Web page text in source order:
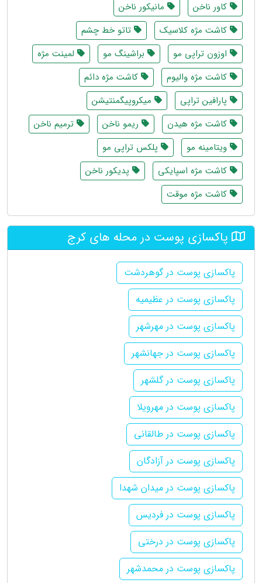
کاور ناخن
مانیکور ناخن
کاشت مژه کلاسیک
تاتو خط چشم
اوزون تراپی مو
براشینگ مو
لمینت مژه
کاشت مژه والیوم
کاشت مژه دائم
پارافین تراپی
میکروپیگمنتیشن
کاشت مژه هیدن
ریمو ناخن
ترمیم ناخن
ویتامینه مو
پلکس تراپی مو
کاشت مژه اسپایکی
پدیکور ناخن
کاشت مژه موقت
پاکسازی پوست در محله های کرج
پاکسازی پوست در گوهردشت
پاکسازی پوست در عظیمیه
پاکسازی پوست در مهرشهر
پاکسازی پوست در جهانشهر
پاکسازی پوست در گلشهر
پاکسازی پوست در مهرویلا
پاکسازی پوست در طالقانی
پاکسازی پوست در آزادگان
پاکسازی پوست در میدان شهدا
پاکسازی پوست در فردیس
پاکسازی پوست در درختی
پاکسازی پوست در محمدشهر